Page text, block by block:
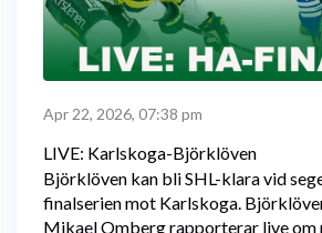
Apr 22, 2026, 07:38 pm
LIVE: Karlskoga-Björklöven
Björklöven kan bli SHL-klara vid
finalserien mot Karlskoga.
Mikael Omberg rapporterar live om